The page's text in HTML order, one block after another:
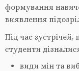
формування
виявлення
Під час зустрічей,
студенти
види мін та